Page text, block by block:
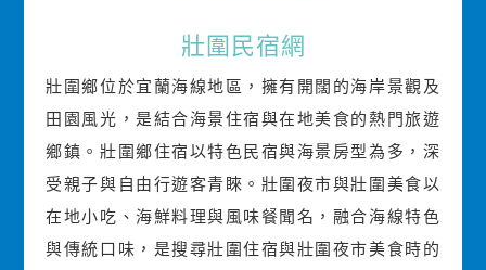
壯圍民宿網
壯圍鄉位於宜蘭海線地區，擁有開闊的海岸景觀及
田園風光，是結合海景住宿與在地美食的熱門旅遊
鄉鎮。壯圍鄉住宿以特色民宿與海景房型為多，深
受親子與自由行遊客青睞。壯圍夜市與壯圍美食以
在地小吃、海鮮料理與風味餐聞名，融合海線特色
與傳統口味，是搜尋壯圍住宿與壯圍夜市美食時的